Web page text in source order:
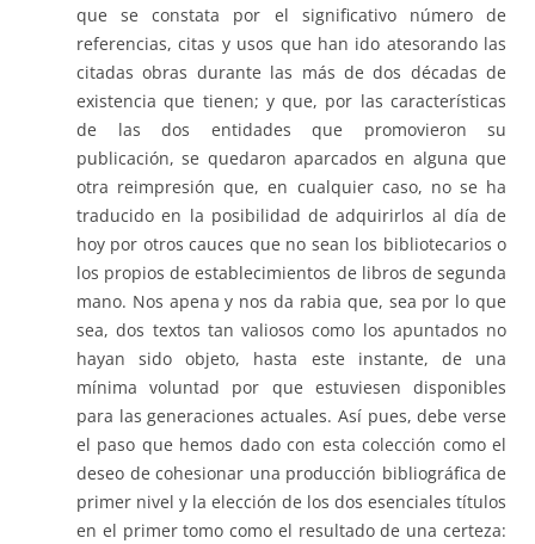
que se constata por el significativo número de
referencias, citas y usos que han ido atesorando las
citadas obras durante las más de dos décadas de
existencia que tienen; y que, por las características
de las dos entidades que promovieron su
publicación, se quedaron aparcados en alguna que
otra reimpresión que, en cualquier caso, no se ha
traducido en la posibilidad de adquirirlos al día de
hoy por otros cauces que no sean los bibliotecarios o
los propios de establecimientos de libros de segunda
mano. Nos apena y nos da rabia que, sea por lo que
sea, dos textos tan valiosos como los apuntados no
hayan sido objeto, hasta este instante, de una
mínima voluntad por que estuviesen disponibles
para las generaciones actuales. Así pues, debe verse
el paso que hemos dado con esta colección como el
deseo de cohesionar una producción bibliográfica de
primer nivel y la elección de los dos esenciales títulos
en el primer tomo como el resultado de una certeza: